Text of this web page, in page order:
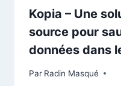
Kopia – Une
source pour
données dans
Par Radin Masqué